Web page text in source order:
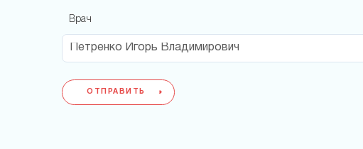
Врач
ОТПРАВИТЬ